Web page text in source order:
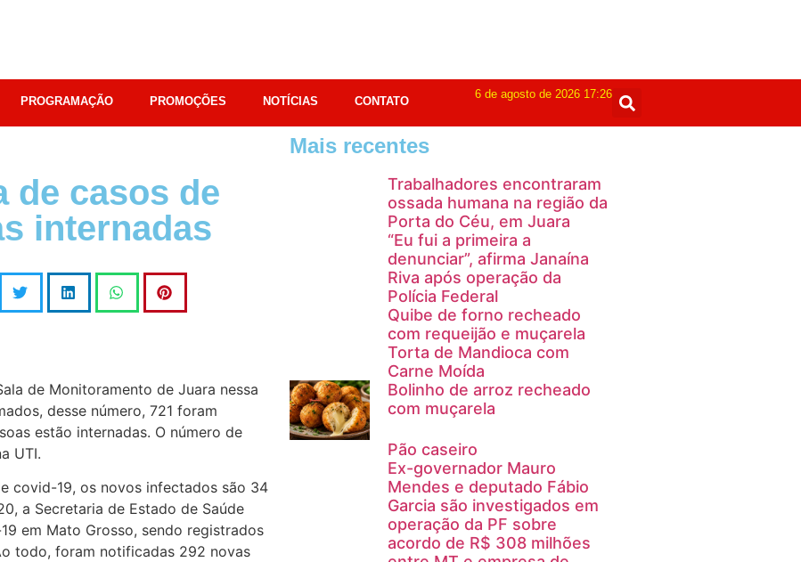
PROGRAMAÇÃO PROMOÇÕES NOTÍCIAS CONTATO
6 de agosto de 2026 17:26
de casos de
internadas
de Monitoramento de Juara nessa
desse número, 721 foram
estão internadas. O número de
UTI.
covid-19, os novos infectados são 34
a Secretaria de Estado de Saúde
em Mato Grosso, sendo registrados
todo, foram notificadas 292 novas
Mais recentes
Trabalhadores encontraram
ossada humana na região da
Porta do Céu, em Juara
“Eu fui a primeira a
denunciar”, afirma Janaína
Riva após operação da
Polícia Federal
Quibe de forno recheado
com requeijão e muçarela
Torta de Mandioca com
Carne Moída
Bolinho de arroz recheado
com muçarela
Pão caseiro
Ex-governador Mauro
Mendes e deputado Fábio
Garcia são investigados em
operação da PF sobre
acordo de R$ 308 milhões